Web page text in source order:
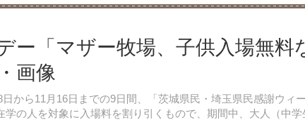
ー「マザー牧場、子供入場無料
画像
から11月16日までの9日間、「茨城県民・埼玉県民感謝ウィ
の人を対象に入場料を割り引くもので、期間中、大人（中学